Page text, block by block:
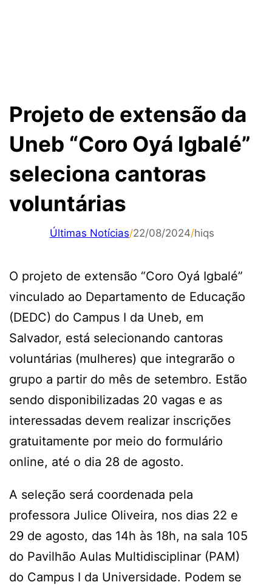
Projeto de extensão da
Uneb “Coro Oyá Igbalé”
seleciona cantoras
voluntárias
Últimas Notícias/22/08/2024/hiqs
O projeto de extensão “Coro Oyá Igbalé”
vinculado ao Departamento de Educação
(DEDC) do Campus I da Uneb, em
Salvador, está selecionando cantoras
voluntárias (mulheres) que integrarão o
grupo a partir do mês de setembro. Estão
sendo disponibilizadas 20 vagas e as
interessadas devem realizar inscrições
gratuitamente por meio do formulário
online, até o dia 28 de agosto.
A seleção será coordenada pela
professora Julice Oliveira, nos dias 22 e
29 de agosto, das 14h às 18h, na sala 105
do Pavilhão Aulas Multidisciplinar (PAM)
do Campus I da Universidade. Podem se